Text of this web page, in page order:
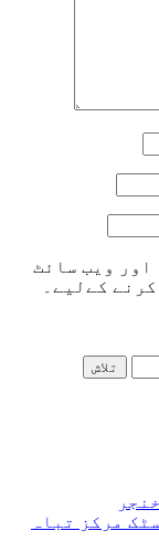
اور ویب سائٹ
کےلیے۔
مرکز تباہ